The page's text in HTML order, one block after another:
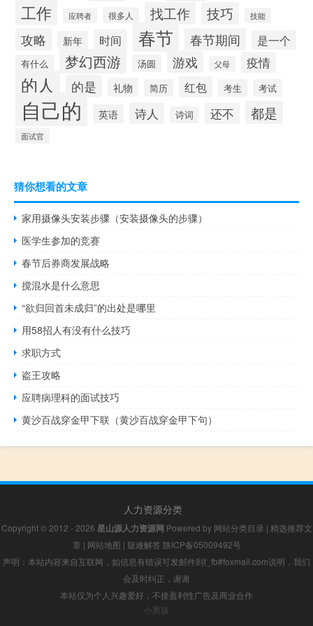
工作 应聘者 很多人 找工作 技巧 技能
攻略 新年 时间 春节 春节期间 是一个
有什么 梦幻西游 汤圆 游戏 父母 疫情
的人 的是 礼物 简历 红包 考生 考试
自己的 英语 诗人 诗词 还不 都是
面试官
猜你想看的文章
家用摄像头安装步骤（安装摄像头的步骤）
医学生参加的竞赛
春节后券商发展战略
搅混水是什么意思
“欲归回首未成归”的出处是哪里
用58招人有没有什么技巧
求职方式
盗王攻略
应聘病理科的面试技巧
黄沙百战穿金甲下联（黄沙百战穿金甲下句）
人力资源分类
Copyright © 2012 - 2026 星山源人力资源网 Powered by 网站分类目录 | 精选推荐文
章 | 网站地图 | 疑难解答 陕ICP备05009492号
声明：本站内容来自互联网，如信息有错误可发邮件到f_fb#foxmail.com说明，我们
会及时纠正，谢谢
本站仅为个人兴趣爱好，不接盈利性广告及商业合作
小男孩